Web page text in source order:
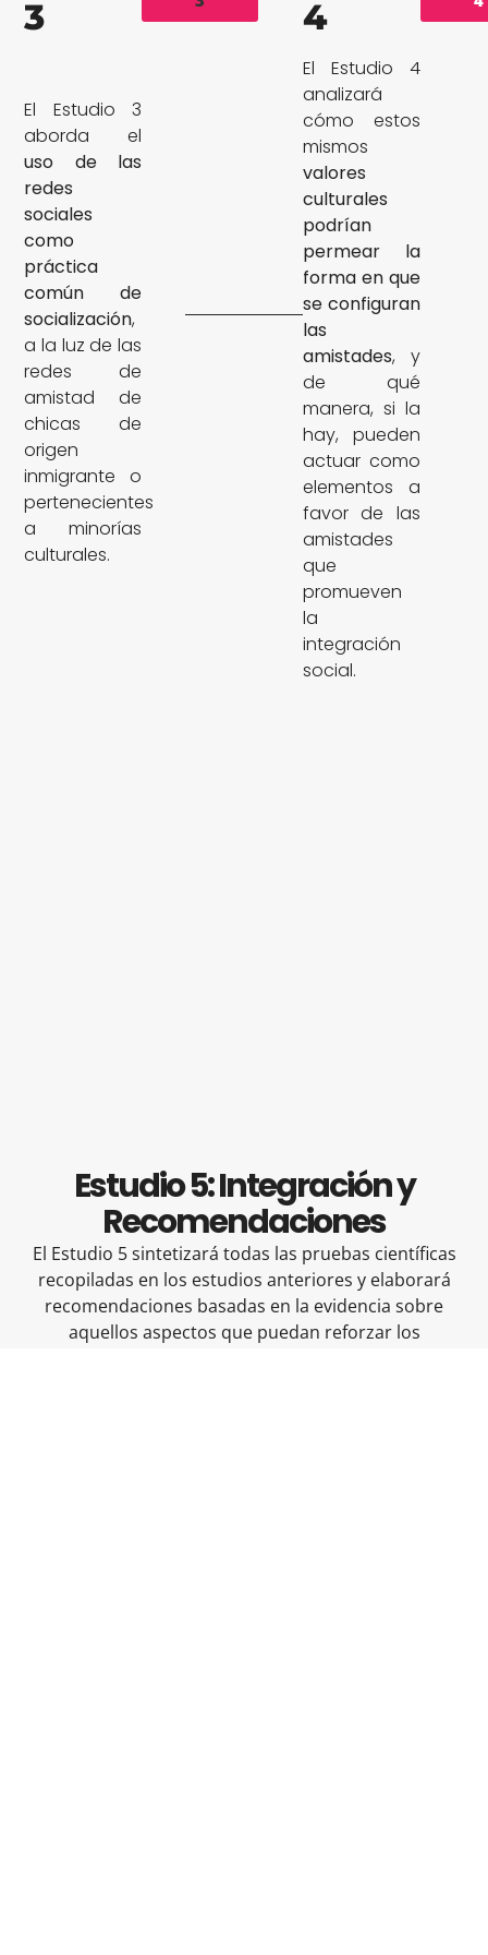
3
El Estudio 3
aborda el
uso de las
redes
sociales
como
práctica
común de
socialización,
a la luz de las
redes de
amistad de
chicas de
origen
inmigrante o
pertenecientes
a minorías
culturales.
4
El Estudio 4
analizará
cómo estos
mismos
valores
culturales
podrían
permear la
forma en que
se configuran
las
amistades, y
de qué
manera, si la
hay, pueden
actuar como
elementos a
favor de las
amistades
que
promueven
la
integración
social.
Estudio 5: Integración y
Recomendaciones
El Estudio 5 sintetizará todas las pruebas científicas
recopiladas en los estudios anteriores y elaborará
recomendaciones basadas en la evidencia sobre
aquellos aspectos que puedan reforzar los